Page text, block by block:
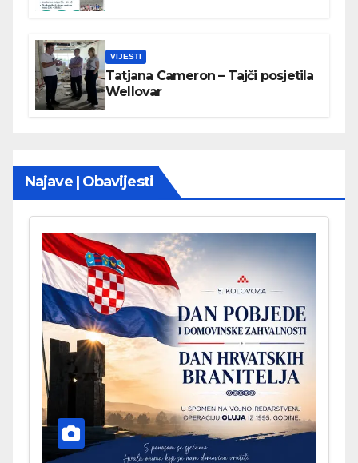
VIJESTI
Tatjana Cameron – Tajči posjetila
Wellovar
Najave | Obavijesti